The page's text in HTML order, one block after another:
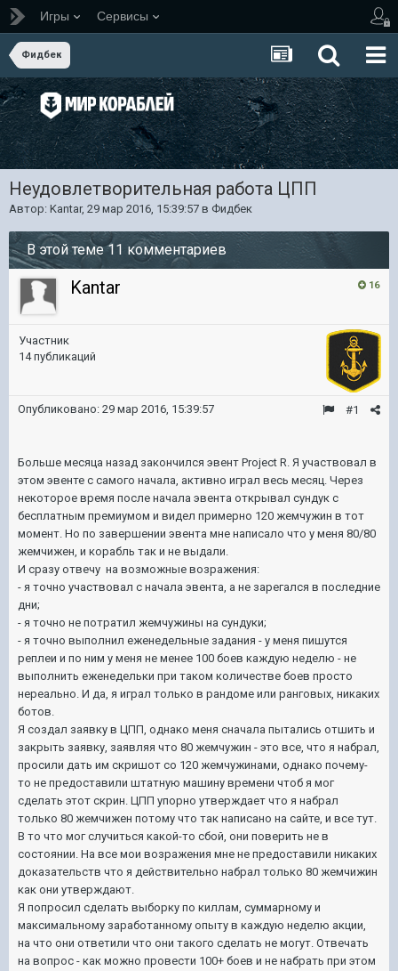
Игры Сервисы
Фидбек
Неудовлетворительная работа ЦПП
Автор: Kantar, 29 мар 2016, 15:39:57 в Фидбек
В этой теме 11 комментариев
16
Kantar
Участник
14 публикаций
#1
Опубликовано: 29 мар 2016, 15:39:57
Больше месяца назад закончился эвент Project R. Я участвовал в
этом эвенте с самого начала, активно играл весь месяц. Через
некоторое время после начала эвента открывал сундук с
бесплатным премиумом и видел примерно 120 жемчужин в тот
момент. Но по завершении эвента мне написало что у меня 80/80
жемчижен, и корабль так и не выдали.
И сразу отвечу на возможные возражения:
- я точно участвовал с начала эвента, а не зарегался в последние
дни;
- я точно не потратил жемчужины на сундуки;
- я точно выполнил еженедельные задания - у меня пишутся
реплеи и по ним у меня не менее 100 боев каждую неделю - не
выполнить еженедельки при таком количестве боев просто
нереально. И да, я играл только в рандоме или ранговых, никаких
ботов.
Я создал заявку в ЦПП, однако меня сначала пытались отшить и
закрыть заявку, заявляя что 80 жемчужин - это все, что я набрал,
просили дать им скришот со 120 жемчужинами, однако почему-
то не предоставили штатную машину времени чтоб я мог
сделать этот скрин. ЦПП упорно утверждает что я набрал
только 80 жемчижен потому что так написано на сайте, и все тут.
В то что мог случиться какой-то сбой, они поверить не в
состоянии. На все мои возражения мне не предоставили никаких
доказательств что я действительно набрал только 80 жемчижин
как они утверждают.
Я попросил сделать выборку по киллам, суммарному и
максимальному заработанному опыту в каждую неделю акции,
на что они ответили что они такого сделать не могут. Отвечать
на вопрос - как можно провести 100+ боев и не набрать при этом